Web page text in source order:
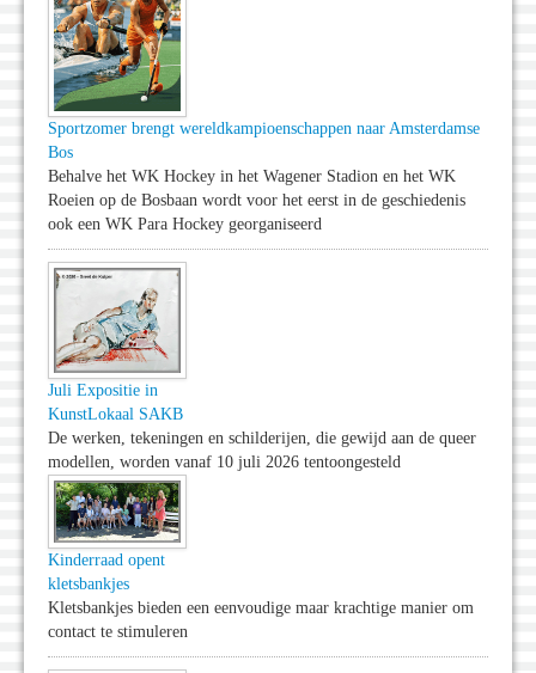
Sportzomer brengt wereldkampioenschappen naar Amsterdamse
Bos
Behalve het WK Hockey in het Wagener Stadion en het WK
Roeien op de Bosbaan wordt voor het eerst in de geschiedenis
ook een WK Para Hockey georganiseerd
Juli Expositie in
KunstLokaal SAKB
De werken, tekeningen en schilderijen, die gewijd aan de queer
modellen, worden vanaf 10 juli 2026 tentoongesteld
Kinderraad opent
kletsbankjes
Kletsbankjes bieden een eenvoudige maar krachtige manier om
contact te stimuleren